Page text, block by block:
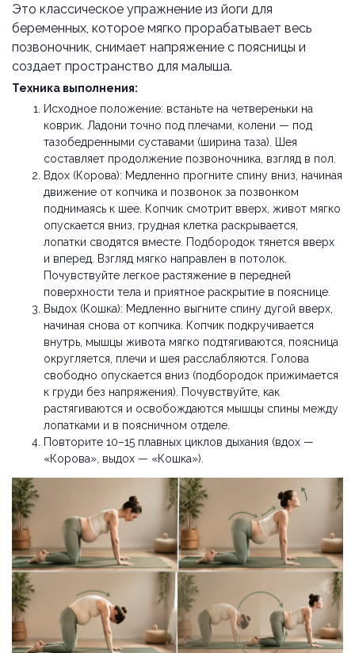
Это классическое упражнение из йоги для
беременных, которое мягко прорабатывает весь
позвоночник, снимает напряжение с поясницы и
создает пространство для малыша.
Техника выполнения:
Исходное положение: встаньте на четвереньки на
коврик. Ладони точно под плечами, колени — под
тазобедренными суставами (ширина таза). Шея
составляет продолжение позвоночника, взгляд в пол.
Вдох (Корова): Медленно прогните спину вниз, начиная
движение от копчика и позвонок за позвонком
поднимаясь к шее. Копчик смотрит вверх, живот мягко
опускается вниз, грудная клетка раскрывается,
лопатки сводятся вместе. Подбородок тянется вверх
и вперед. Взгляд мягко направлен в потолок.
Почувствуйте легкое растяжение в передней
поверхности тела и приятное раскрытие в пояснице.
Выдох (Кошка): Медленно выгните спину дугой вверх,
начиная снова от копчика. Копчик подкручивается
внутрь, мышцы живота мягко подтягиваются, поясница
округляется, плечи и шея расслабляются. Голова
свободно опускается вниз (подбородок прижимается
к груди без напряжения). Почувствуйте, как
растягиваются и освобождаются мышцы спины между
лопатками и в поясничном отделе.
Повторите 10–15 плавных циклов дыхания (вдох —
«Корова», выдох — «Кошка»).